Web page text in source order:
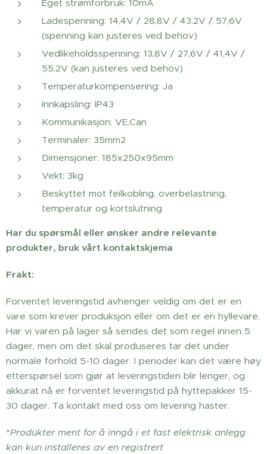
Eget strømforbruk: 10mA
Ladespenning: 14,4V / 28,8V / 43,2V / 57,6V
(spenning kan justeres ved behov)
Vedlikeholdsspenning: 13,8V / 27,6V / 41,4V /
55,2V (kan justeres ved behov)
Temperaturkompensering: Ja
Innkapsling: IP43
Kommunikasjon: VE.Can
Terminaler: 35mm2
Dimensjoner: 185x250x95mm
Vekt: 3kg
Beskyttet mot feilkobling, overbelastning,
temperatur og kortslutning
Har du spørsmål eller ønsker andre relevante
produkter, bruk vårt kontaktskjema
Frakt:
Forventet leveringstid avhenger veldig om det er en
vare som krever produksjon eller om det er en hyllevare.
Har vi varen på lager så sendes det som regel innen 5
dager, men om det skal produseres tar det under
normale forhold 5-10 dager. I perioder kan det være høy
etterspørsel som gjør at leveringstiden blir lenger, og
akkurat nå er forventet leveringstid på hyttepakker 15-
30 dager. Ta kontakt med oss om levering haster.
*Produkter ment for å inngå i et fast elektrisk anlegg
kan kun installeres av en registrert